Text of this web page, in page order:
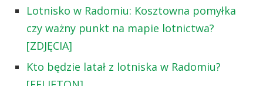
Lotnisko w Radomiu: Kosztowna pomyłka
czy ważny punkt na mapie lotnictwa?
[ZDJĘCIA]
Kto będzie latał z lotniska w Radomiu?